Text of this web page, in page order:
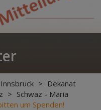
> Dekanat
> Schwaz - Maria
um Spenden!